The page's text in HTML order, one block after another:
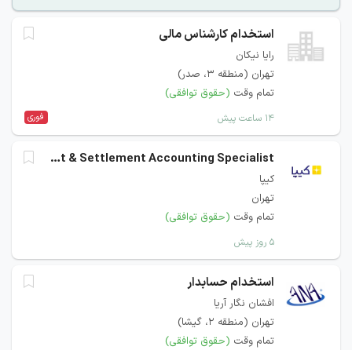
استخدام کارشناس مالی
رایا نیکان
تهران (منطقه ۳، صدر)
تمام وقت (حقوق توافقی)
۱۴ ساعت پیش فوری
Payment & Settlement Accounting Specialist
کیپا
تهران
تمام وقت (حقوق توافقی)
۵ روز پیش
استخدام حسابدار
افشان نگار آريا
تهران (منطقه ۲، گیشا)
تمام وقت (حقوق توافقی)